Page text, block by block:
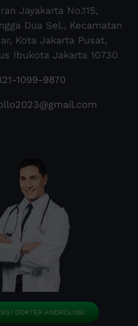
Jayakarta No.115,
Dua Sel., Kecamatan
Kota Jakarta Pusat,
Ibukota Jakarta 10730
1099-9870
DOKTER ANDROLOGI